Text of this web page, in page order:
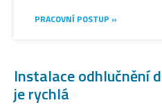
PRACOVNÍ POSTUP »
Instalace odhlučnění
je rychlá